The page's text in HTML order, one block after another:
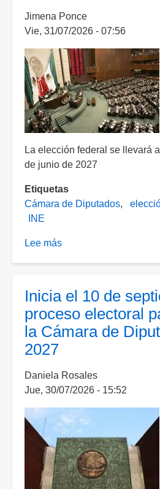
Jimena Ponce
Vie, 31/07/2026 - 07:56
La elección federal se llevará
de junio de 2027
Etiquetas
Cámara de Diputados
INE
Lee más
para
la
elección
2027
Inicia el 10 de
proceso electoral
la Cámara de
2027
Daniela Rosales
Jue, 30/07/2026 - 15:52